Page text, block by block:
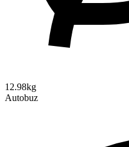
12.98kg
Autobuz